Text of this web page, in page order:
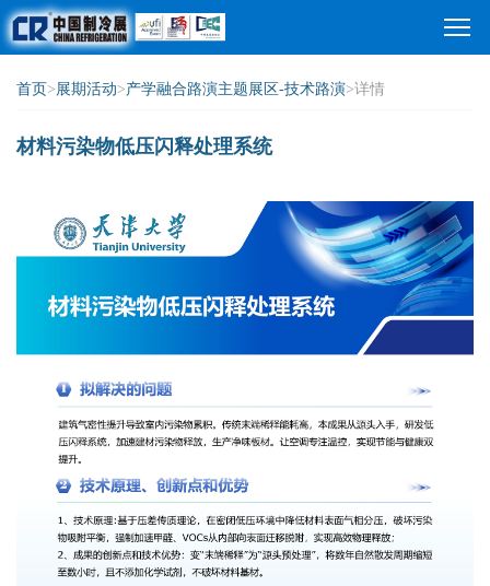
首页>展期活动>产学融合路演主题展区-技术路演>详情
材料污染物低压闪释处理系统